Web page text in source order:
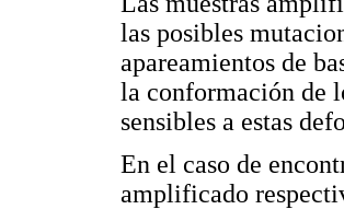
las posibles
apareamientos de
la conformación de
sensibles a estas
En el caso de
amplificado